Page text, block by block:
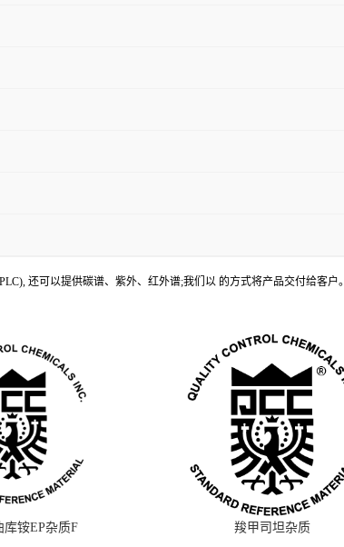
还可以提供碳谱、紫外、红外谱;我们以 的方式将产品交付给客户。
库铵EP杂质F 羧甲司坦杂质